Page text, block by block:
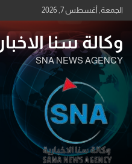
Skip
to
الجمعة, أغسطس 7, 2026
وكالة سنا
SNA NEWS AGENCY